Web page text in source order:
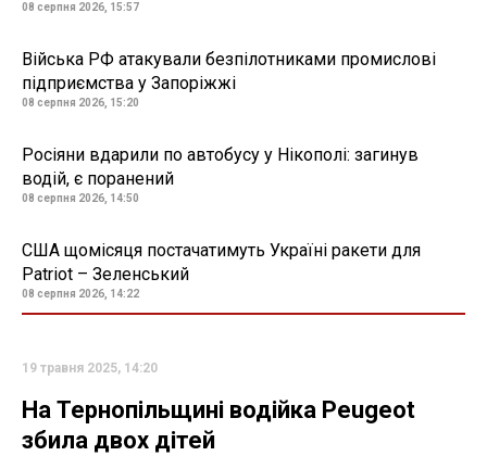
08 серпня 2026, 15:57
Війська РФ атакували безпілотниками промислові
підприємства у Запоріжжі
08 серпня 2026, 15:20
Росіяни вдарили по автобусу у Нікополі: загинув
водій, є поранений
08 серпня 2026, 14:50
США щомісяця постачатимуть Україні ракети для
Patriot – Зеленський
08 серпня 2026, 14:22
19 травня 2025, 14:20
На Тернопільщині водійка Peugeot
збила двох дітей